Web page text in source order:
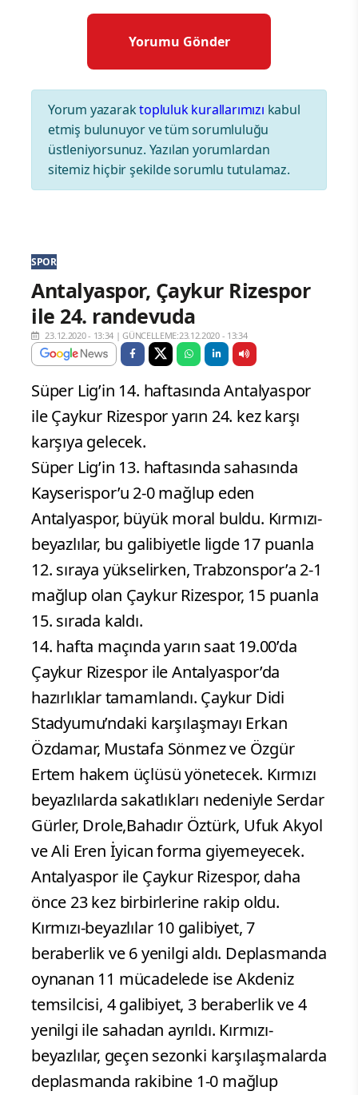
Yorum yazaraktopluluk kurallarımızı kabul
etmiş bulunuyor ve tüm sorumluluğu
üstleniyorsunuz. Yazılan yorumlardan
sitemiz hiçbir şekilde sorumlu tutulamaz.
SPOR
Antalyaspor, Çaykur Rizespor
ile 24. randevuda
23.12.2020 - 13:34 |GÜNCELLEME:23.12.2020 - 13:34
Süper Lig’in 14. haftasında Antalyaspor
ile Çaykur Rizespor yarın 24. kez karşı
karşıya gelecek.
Süper Lig’in 13. haftasında sahasında
Kayserispor’u 2-0 mağlup eden
Antalyaspor, büyük moral buldu. Kırmızı-
beyazlılar, bu galibiyetle ligde 17 puanla
12. sıraya yükselirken, Trabzonspor’a 2-1
mağlup olan Çaykur Rizespor, 15 puanla
15. sırada kaldı.
14. hafta maçında yarın saat 19.00’da
Çaykur Rizespor ile Antalyaspor’da
hazırlıklar tamamlandı. Çaykur Didi
Stadyumu’ndaki karşılaşmayı Erkan
Özdamar, Mustafa Sönmez ve Özgür
Ertem hakem üçlüsü yönetecek. Kırmızı
beyazlılarda sakatlıkları nedeniyle Serdar
Gürler, Drole,Bahadır Öztürk, Ufuk Akyol
ve Ali Eren İyican forma giyemeyecek.
Antalyaspor ile Çaykur Rizespor, daha
önce 23 kez birbirlerine rakip oldu.
Kırmızı-beyazlılar 10 galibiyet, 7
beraberlik ve 6 yenilgi aldı. Deplasmanda
oynanan 11 mücadelede ise Akdeniz
temsilcisi, 4 galibiyet, 3 beraberlik ve 4
yenilgi ile sahadan ayrıldı. Kırmızı-
beyazlılar, geçen sezonki karşılaşmalarda
deplasmanda rakibine 1-0 mağlup